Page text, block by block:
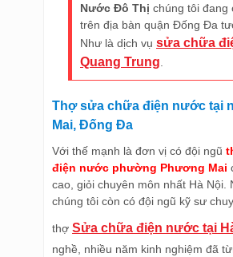
Nước Đô Thị chúng tôi đang
trên địa bàn quận Đống Đa
Như là dịch vụ sửa chữa
Quang Trung
Thợ sửa chữa điện nước tại
Mai, Đống Đa
Với thế mạnh là đơn vị có đội ngũ
điện nước phường Phương Mai
cao, giỏi chuyên môn nhất Hà Nội.
chúng tôi còn có đội ngũ kỹ sư
thợ Sửa chữa điện nước tại
nghề, nhiều năm kinh nghiệm đã